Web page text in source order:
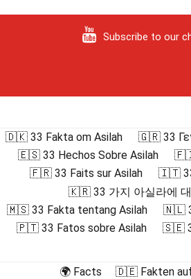
Subscribe to our
🇩🇰 33 Fakta om Asilah
🇬🇷 33
🇪🇸 33 Hechos Sobre Asilah
🇫🇮
🇫🇷 33 Faits sur Asilah
🇮🇹
🇰🇷 33 가지 아실라에
🇲🇸 33 Fakta tentang Asilah
🇳🇱
🇵🇹 33 Fatos sobre Asilah
🇸🇪
🌍 Facts
🇩🇪 Fakten